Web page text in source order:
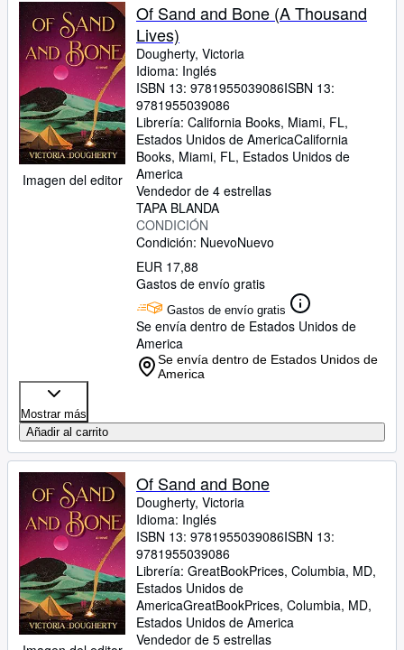
Imagen del editor
Of Sand and Bone (A Thousand
Lives)
Dougherty, Victoria
Idioma: Inglés
ISBN 13: 9781955039086ISBN 13:
9781955039086
Librería: California Books, Miami, FL,
Estados Unidos de AmericaCalifornia
Books, Miami, FL, Estados Unidos de
America
Vendedor de 4 estrellas
TAPA BLANDA
CONDICIÓN
Condición: NuevoNuevo
EUR 17,88
Gastos de envío gratis
Gastos de envío gratis
Se envía dentro de Estados Unidos de
America
Se envía dentro de Estados Unidos de
America
Mostrar más
Añadir al carrito
Of Sand and Bone
Dougherty, Victoria
Idioma: Inglés
ISBN 13: 9781955039086ISBN 13:
9781955039086
Librería: GreatBookPrices, Columbia, MD,
Estados Unidos de
AmericaGreatBookPrices, Columbia, MD,
Estados Unidos de America
Vendedor de 5 estrellas